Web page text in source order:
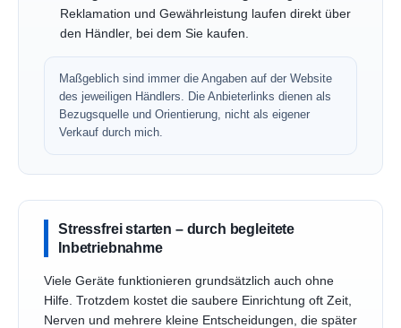
Reklamation und Gewährleistung laufen direkt über
den Händler, bei dem Sie kaufen.
Maßgeblich sind immer die Angaben auf der Website
des jeweiligen Händlers. Die Anbieterlinks dienen als
Bezugsquelle und Orientierung, nicht als eigener
Verkauf durch mich.
Stressfrei starten – durch begleitete
Inbetriebnahme
Viele Geräte funktionieren grundsätzlich auch ohne
Hilfe. Trotzdem kostet die saubere Einrichtung oft Zeit,
Nerven und mehrere kleine Entscheidungen, die später